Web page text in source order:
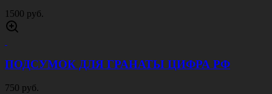
1500 руб.
ПОДСУМОК ДЛЯ ГРАНАТЫ ЦИФРА РФ
750 руб.